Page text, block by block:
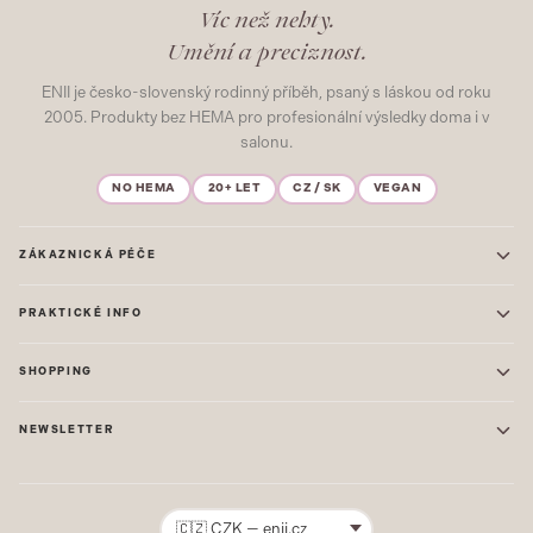
Víc než nehty.
Umění a preciznost.
ENII je česko-slovenský rodinný příběh, psaný s láskou od roku
2005. Produkty bez HEMA pro profesionální výsledky doma i v
salonu.
NO HEMA 20+ LET CZ / SK VEGAN
ZÁKAZNICKÁ PÉČE
Časté dotazy
Mapa stránek
PRAKTICKÉ INFO
Prodejna: Uherské Hradiště
Ochrana osobních údajů
SHOPPING
GEL LAKY
NEWSLETTER